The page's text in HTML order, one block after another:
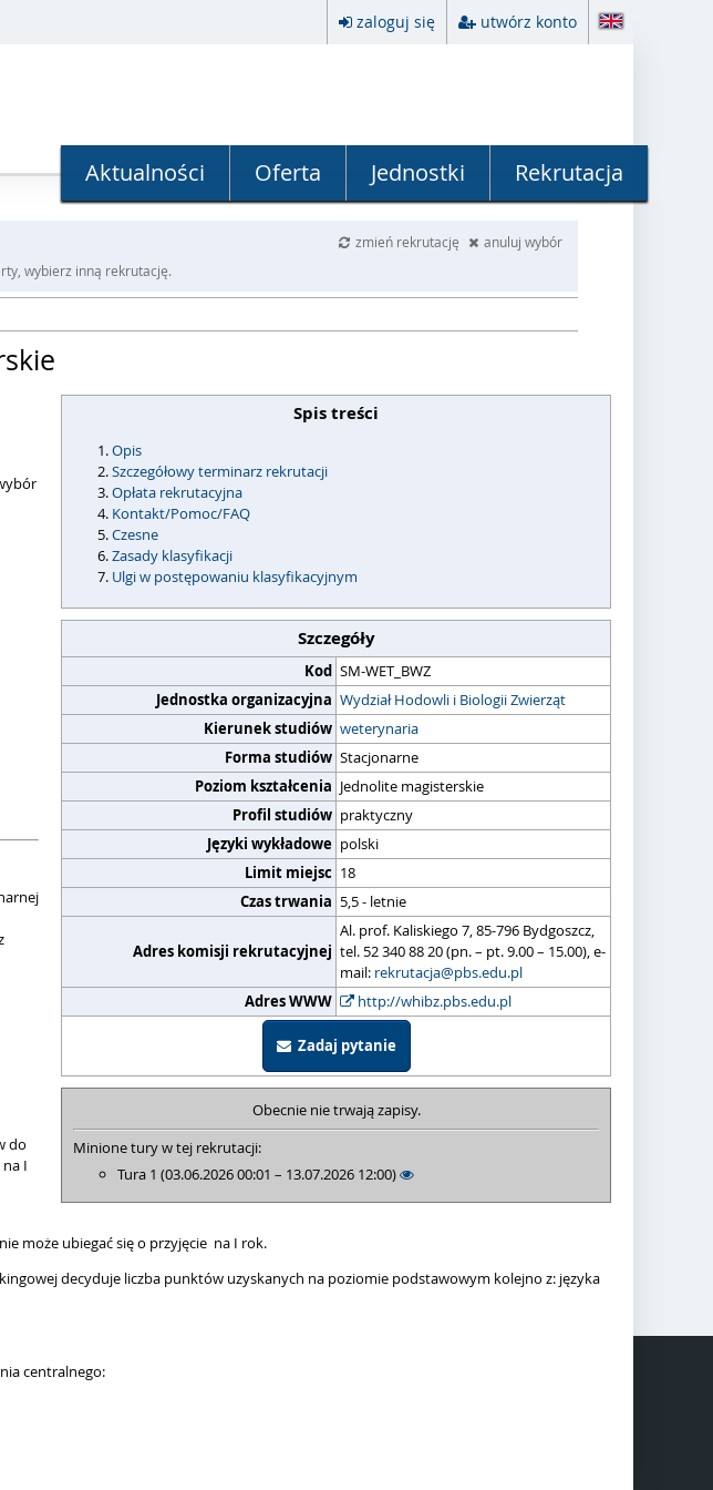
zaloguj się utwórz konto
Aktualności Oferta Jednostki Rekrutacja
zmień rekrutację
anuluj wybór
wybierz inną rekrutację.
Spis treści
Opis
Szczegółowy terminarz rekrutacji
Opłata rekrutacyjna
Kontakt/Pomoc/FAQ
Czesne
Zasady klasyfikacji
Ulgi w postępowaniu klasyfikacyjnym
Szczegóły
Kod SM-WET_BWZ
Jednostka organizacyjna Wydział Hodowli i Biologii Zwierząt
Kierunek studiów weterynaria
Forma studiów Stacjonarne
Poziom kształcenia Jednolite magisterskie
Profil studiów praktyczny
Języki wykładowe polski
Limit miejsc 18
Czas trwania 5,5 - letnie
Adres komisji rekrutacyjnej
Al. prof. Kaliskiego 7, 85-796 Bydgoszcz,
tel. 52 340 88 20 (pn. – pt. 9.00 – 15.00), e-
mail: rekrutacja@pbs.edu.pl
Adres WWW
http://whibz.pbs.edu.pl
Zadaj pytanie
Obecnie nie trwają zapisy.
Minione tury w tej rekrutacji:
Tura 1 (03.06.2026 00:01 – 13.07.2026 12:00)
do
I
może ubiegać się o przyjęcie na I rok.
decyduje liczba punktów uzyskanych na poziomie podstawowym kolejno z: języka
centralnego: